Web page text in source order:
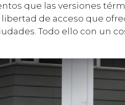
que las versiones
de acceso que
Todo ello con un